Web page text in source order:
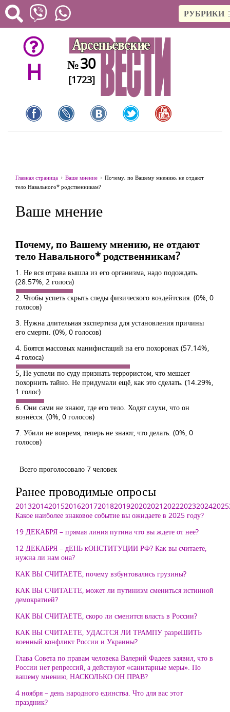
РУБРИКИ
H №30
[1723]
Главная страница Ваше мнение
Почему, по Вашему мнению, не отдают
тело Навального* родственникам?
Ваше мнение
Почему, по Вашему мнению, не отдают
тело Навального* родственникам?
1. Не вся отрава вышла из его организма, надо подождать.
(28.57%, 2 голоса)
2. Чтобы успеть скрыть следы физического воздейтсвия. (0%, 0
голосов)
3. Нужна длительная экспертиза для установления причины
его смерти. (0%, 0 голосов)
4. Боятся массовых манифистаций на его похоронах (57.14%,
4 голоса)
5, Не успели по суду признать террористом, что мешает
похорнить тайно. Не придумали ещё, как это сделать. (14.29%,
1 голос)
6. Они сами не знают, где его тело. Ходят слухи, что он
вознёсся. (0%, 0 голосов)
7. Убили не вовремя, теперь не знают, что делать. (0%, 0
голосов)
Всего проголосовало 7 человек
Ранее проводимые опросы
2013201420152016201720182019202020212022202320242025
Какое наиболее знаковое событие вы ожидаете в 2025 году?
19 ДЕКАБРЯ – прямая линия путина что вы ждете от нее?
12 ДЕКАБРЯ – дЕНЬ кОНСТИТУЦИИ РФ? Как вы считаете,
нужна ли нам она?
КАК ВЫ СЧИТАЕТЕ, почему взбунтовались грузины?
КАК ВЫ СЧИТАЕТЕ, может ли путинизм смениться истинной
демократией?
КАК ВЫ СЧИТАЕТЕ, скоро ли сменится власть в России?
КАК ВЫ СЧИТАЕТЕ, УДАСТСЯ ЛИ ТРАМПУ разреШИТЬ
военный конфликт России и Украины?
Глава Совета по правам человека Валерий Фадеев заявил, что в
России нет репрессий, а действуют «санитарные меры». По
вашему мнению, НАСКОЛЬКО ОН ПРАВ?
4 ноября – день народного единства. Что для вас этот
праздник?